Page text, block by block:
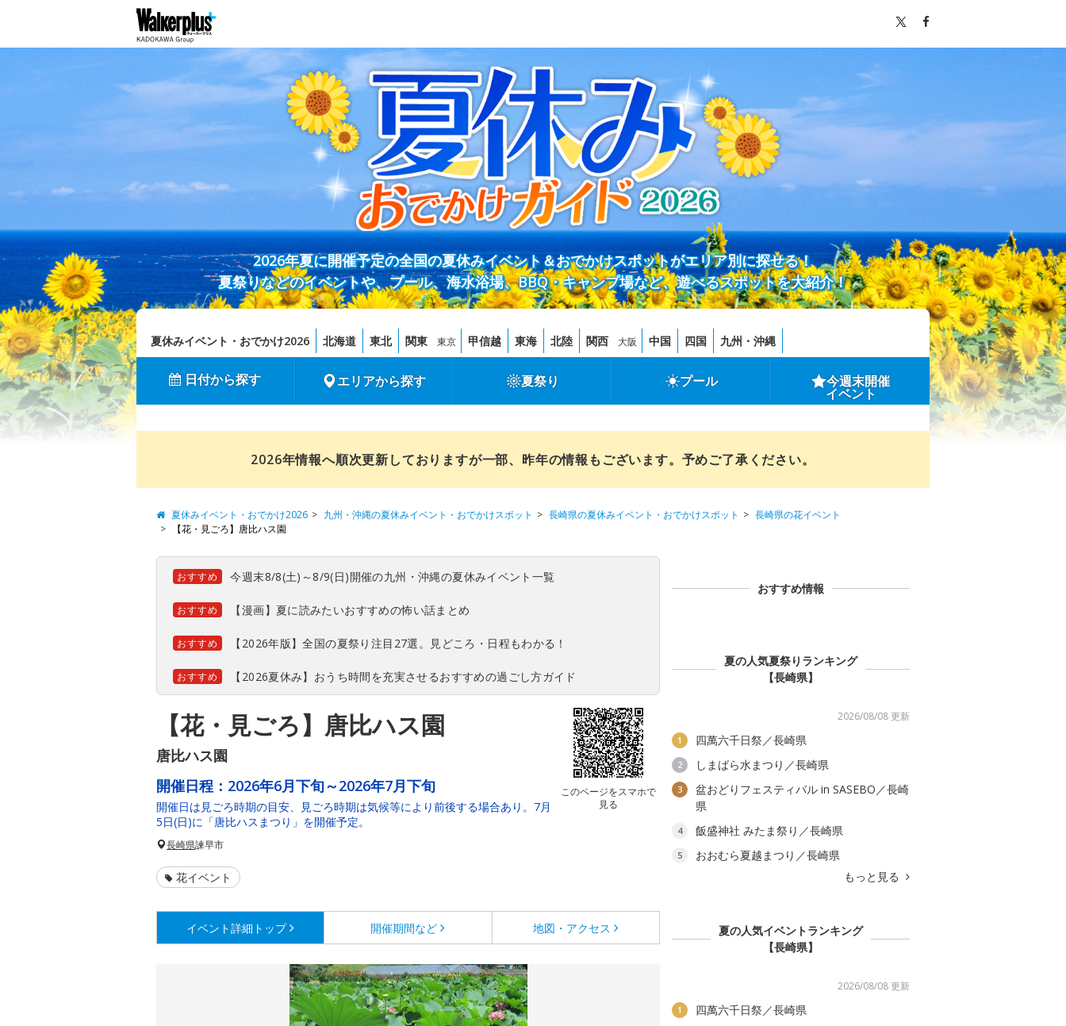
2026年夏に開催予定の全国の夏休みイベント＆おでかけスポットがエリア別に探せる！
夏祭りなどのイベントや、プール、海水浴場、BBQ・キャンプ場など、遊べるスポットを大紹介！
夏休みイベント・おでかけ2026 北海道 東北 関東 東京 甲信越 東海 北陸 関西 大阪 中国 四国 九州・沖縄
日付から探す エリアから探す 夏祭り プール 今週末開催
イベント
2026年情報へ順次更新しておりますが一部、昨年の情報もございます。予めご了承ください。
夏休みイベント・おでかけ2026 九州・沖縄の夏休みイベント・おでかけスポット 長崎県の夏休みイベント・おでかけスポット
長崎県の花イベント
【花・見ごろ】唐比ハス園
おすすめ 今週末8/8(土)～8/9(日)開催の九州・沖縄の夏休みイベント一覧
おすすめ 【漫画】夏に読みたいおすすめの怖い話まとめ
おすすめ 【2026年版】全国の夏祭り注目27選。見どころ・日程もわかる！
おすすめ 【2026夏休み】おうち時間を充実させるおすすめの過ごし方ガイド
【花・見ごろ】唐比ハス園
唐比ハス園
このページをスマホで
見る
開催日程： 2026年6月下旬～2026年7月下旬
開催日は見ごろ時期の目安、見ごろ時期は気候等により前後する場合あり。7月
5日(日)に「唐比ハスまつり」を開催予定。
長崎県諫早市
花イベント
イベント詳細 トップ 開催期間など 地図・アクセス
おすすめ情報
夏の人気夏祭りランキング
【長崎県】
2026/08/08 更新
1 四萬六千日祭／長崎県
2 しまばら水まつり／長崎県
3
盆おどりフェスティバル in SASEBO／長崎
県
4 飯盛神社 みたま祭り／長崎県
5
おおむら夏越まつり／長崎県
もっと見る
夏の人気イベントランキング
【長崎県】
2026/08/08 更新
1 四萬六千日祭／長崎県